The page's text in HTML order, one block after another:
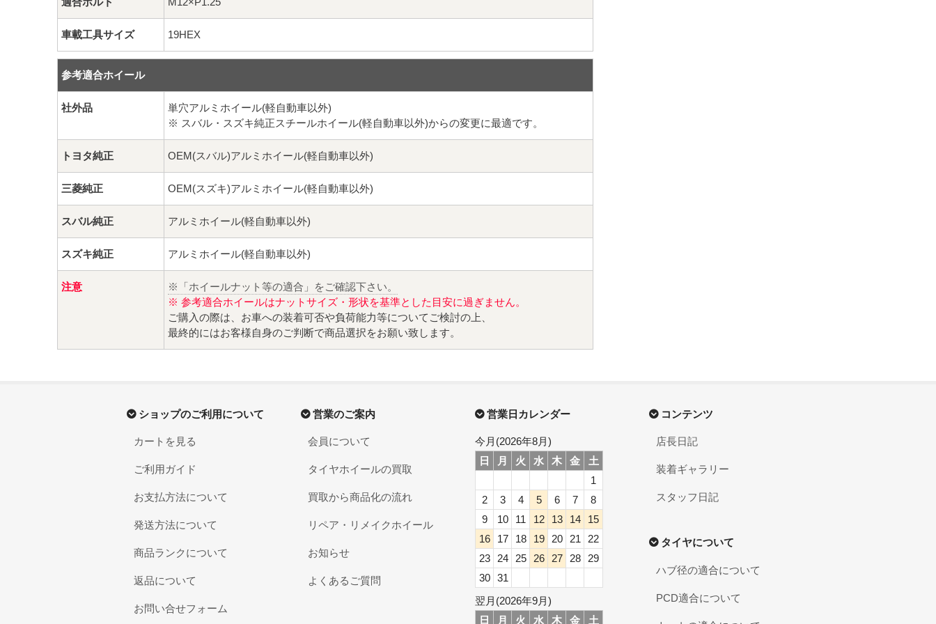
車載工具サイズ 19HEX
参考適合ホイール
社外品
単穴アルミホイール(軽自動車以外)
※ スバル・スズキ純正スチールホイール(軽自動車以外)からの変更に最適です。
トヨタ純正 OEM(スバル)アルミホイール(軽自動車以外)
三菱純正 OEM(スズキ)アルミホイール(軽自動車以外)
スバル純正 アルミホイール(軽自動車以外)
スズキ純正 アルミホイール(軽自動車以外)
注意
※「ホイールナット等の適合」をご確認下さい。
※ 参考適合ホイールはナットサイズ・形状を基準とした目安に過ぎません。
ご購入の際は、お車への装着可否や負荷能力等についてご検討の上、
最終的にはお客様自身のご判断で商品選択をお願い致します。
ショップのご利用について
カートを見る
ご利用ガイド
お支払方法について
発送方法について
商品ランクについて
返品について
お問い合せフォーム
営業のご案内
会員について
タイヤホイールの買取
買取から商品化の流れ
リペア・リメイクホイール
お知らせ
よくあるご質問
コンテンツ
店長日記
装着ギャラリー
スタッフ日記
タイヤについて
ハブ径の適合について
PCD適合について
営業日カレンダー
今月(2026年8月)
日
月 火 水 木 金
土
1
2
3 4 5 6 7
8
9
10 11 12 13 14
15
16
17 18 19 20 21
22
23
24 25 26 27 28
29
30
31
翌月(2026年9月)
日
月 火 水 木 金 土